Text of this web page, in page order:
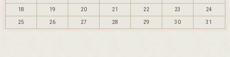
18 19 20 21 22 23 24
25 26 27 28 29 30 31